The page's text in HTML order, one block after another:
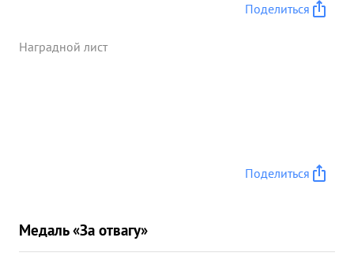
Поделиться
Наградной лист
Поделиться
Медаль «За отвагу»